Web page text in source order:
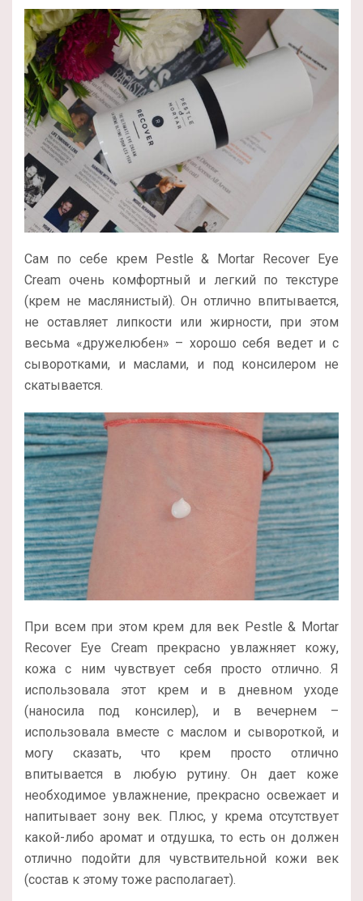
Сам по себе крем Pestle & Mortar Recover Eye
Cream очень комфортный и легкий по текстуре
(крем не маслянистый). Он отлично впитывается,
не оставляет липкости или жирности, при этом
весьма «дружелюбен» – хорошо себя ведет и с
сыворотками, и маслами, и под консилером не
скатывается.
При всем при этом крем для век Pestle & Mortar
Recover Eye Cream прекрасно увлажняет кожу,
кожа с ним чувствует себя просто отлично. Я
использовала этот крем и в дневном уходе
(наносила под консилер), и в вечернем –
использовала вместе с маслом и сывороткой, и
могу сказать, что крем просто отлично
впитывается в любую рутину. Он дает коже
необходимое увлажнение, прекрасно освежает и
напитывает зону век. Плюс, у крема отсутствует
какой-либо аромат и отдушка, то есть он должен
отлично подойти для чувствительной кожи век
(состав к этому тоже располагает).